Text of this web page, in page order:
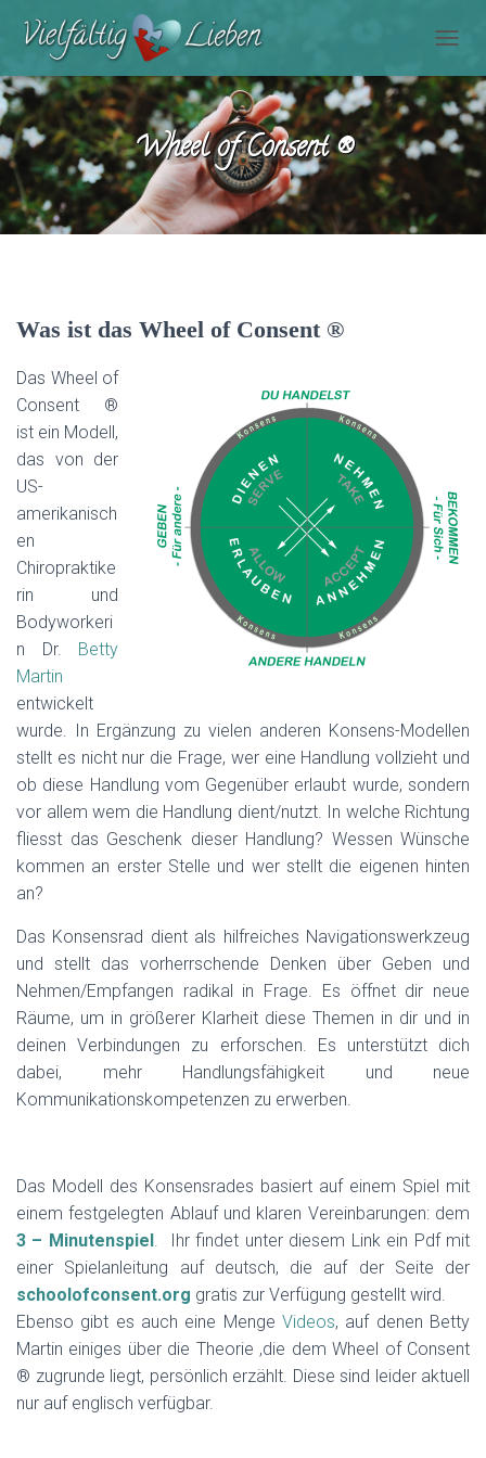
A
V
I
G
A
Wheel of Consent ®
Was ist das Wheel of Consent ®
Das Wheel of
Consent ®
ist ein Modell,
das von der
US-
amerikanisch
en
Chiropraktike
rin und
Bodyworkeri
n Dr. Betty
Martin
entwickelt
wurde. In Ergänzung zu vielen anderen Konsens-Modellen
stellt es nicht nur die Frage, wer eine Handlung vollzieht und
ob diese Handlung vom Gegenüber erlaubt wurde, sondern
vor allem wem die Handlung dient/nutzt. In welche Richtung
fliesst das Geschenk dieser Handlung? Wessen Wünsche
kommen an erster Stelle und wer stellt die eigenen hinten
an?
Das Konsensrad dient als hilfreiches Navigationswerkzeug
und stellt das vorherrschende Denken über Geben und
Nehmen/Empfangen radikal in Frage. Es öffnet dir neue
Räume, um in größerer Klarheit diese Themen in dir und in
deinen Verbindungen zu erforschen. Es unterstützt dich
dabei, mehr Handlungsfähigkeit und neue
Kommunikationskompetenzen zu erwerben.
Das Modell des Konsensrades basiert auf einem Spiel mit
einem festgelegten Ablauf und klaren Vereinbarungen: dem
3 – Minutenspiel.
Ihr findet unter diesem Link ein Pdf mit
einer Spielanleitung auf deutsch, die auf der Seite der
schoolofconsent.org gratis zur Verfügung gestellt wird.
Ebenso gibt es auch eine Menge Videos, auf denen Betty
Martin einiges über die Theorie ,die dem Wheel of Consent
® zugrunde liegt, persönlich erzählt. Diese sind leider aktuell
nur auf englisch verfügbar.